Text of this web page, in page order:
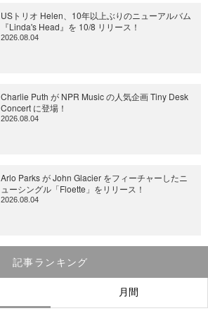
USトリオ Helen、10年以上ぶりのニューアルバム
『Linda's Head』を 10/8 リリース！
2026.08.04
Charlie Puth が NPR Music の人気企画 Tiny Desk
Concert に登場！
2026.08.04
Arlo Parks が John Glacier をフィーチャーしたニ
ューシングル「Floette」をリリース！
2026.08.04
記事ランキング
月間